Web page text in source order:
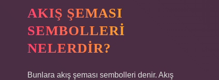
AKIŞ ŞEMASI
SEMBOLLERI
NELERDIR?
Bunlara akış şeması sembolleri denir. Akış